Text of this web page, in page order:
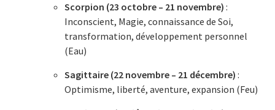
Scorpion (23 octobre – 21 novembre) :
Inconscient, Magie, connaissance de Soi,
transformation, développement personnel
(Eau)
Sagittaire (22 novembre – 21 décembre) :
Optimisme, liberté, aventure, expansion (Feu)